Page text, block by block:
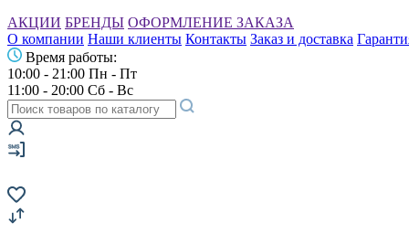
АКЦИИ БРЕНДЫ ОФОРМЛЕНИЕ ЗАКАЗА
О компании Наши клиенты Контакты Заказ и доставка
Время работы:
10:00 - 21:00 Пн - Пт
11:00 - 20:00 Сб - Вс